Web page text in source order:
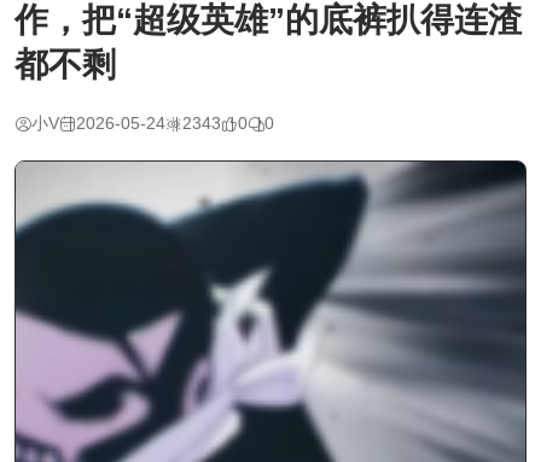
作，把“超级英雄”的底裤扒得连渣
都不剩
小V 2026-05-24 2343 0 0